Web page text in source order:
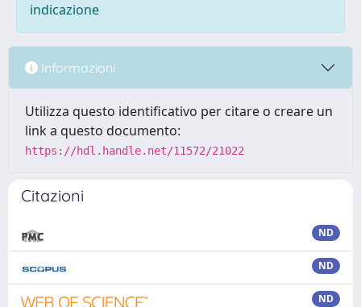
indicazione
Informazioni
Utilizza questo identificativo per citare o creare un
link a questo documento:
https://hdl.handle.net/11572/21022
Citazioni
ND
ND
ND